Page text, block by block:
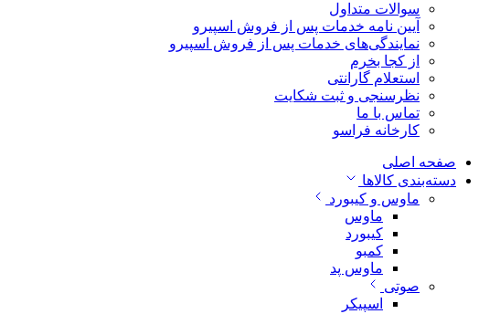
سوالات متداول
آیین نامه خدمات پس از فروش اسپیرو
نمایندگی‌های خدمات پس از فروش اسپیرو
از کجا بخرم
استعلام گارانتی
نظرسنجی و ثبت شکایت
تماس با ما
کارخانه فراسو
صفحه اصلی
دسته‌بندی کالاها
ماوس و کیبورد
ماوس
کیبورد
کمبو
ماوس پد
صوتی
اسپیکر